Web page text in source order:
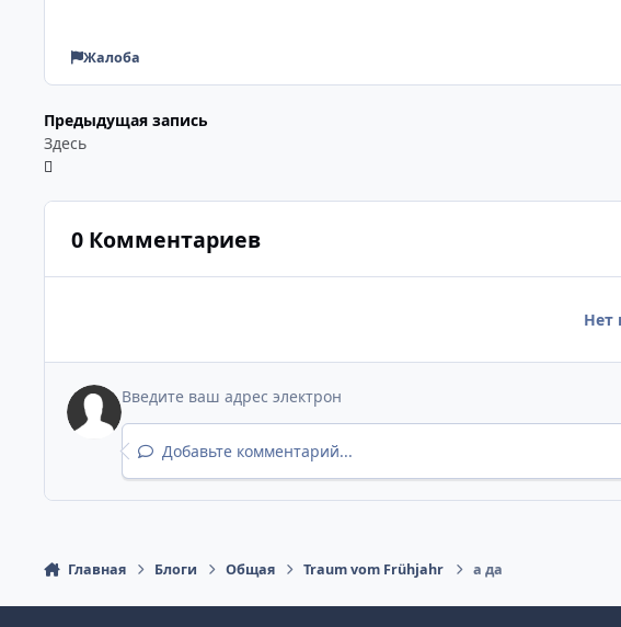
Жалоба
Предыдущая запись
Здесь
0 Комментариев
Нет
Добавьте комментарий...
Главная Блоги Общая Traum vom Frühjahr а да